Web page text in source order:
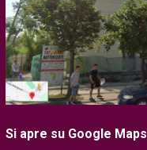
Si apre su Google Maps